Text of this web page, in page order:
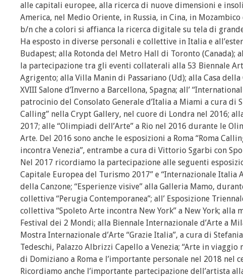
alle capitali europee, alla ricerca di nuove dimensioni e
America, nel Medio Oriente, in Russia, in Cina, in
b/n che a colori si affianca la ricerca digitale su tela di
Ha esposto in diverse personali e collettive in Italia e
Budapest; alla Rotonda del Metro Hall di Toronto
la partecipazione tra gli eventi collaterali alla 53 Biennale
Agrigento; alla Villa Manin di Passariano (Ud); alla Casa
XVIII Salone d’Inverno a Barcellona, Spagna; all’
patrocinio del Consolato Generale d’Italia a Miami a cura di
Calling” nella Crypt Gallery, nel cuore di Londra nel 2016;
2017; alle “Olimpiadi dell’Arte” a Rio nel 2016 durante le
Arte. Del 2016 sono anche le esposizioni a Roma “Roma
incontra Venezia”, entrambe a cura di Vittorio Sgarbi con
Nel 2017 ricordiamo la partecipazione alle seguenti
Capitale Europea del Turismo 2017” e “Internazionale Italia
della Canzone; “Esperienze visive” alla Galleria Mamo,
collettiva “Perugia Contemporanea”; all’ Esposizione
collettiva “Spoleto Arte incontra New York” a New York; alla
Festival dei 2 Mondi; alla Biennale Internazionale d’Arte a
Mostra Internazionale d’Arte “Grazie Italia”, a cura di
Tedeschi, Palazzo Albrizzi Capello a Venezia; “Arte in
di Domiziano a Roma e l’importante personale nel 2018 nel
Ricordiamo anche l’importante partecipazione dell’artista